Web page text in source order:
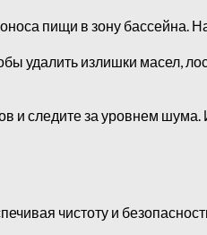
пищи в зону бассейна.
удалить излишки масел,
и следите за уровнем
чистоту и